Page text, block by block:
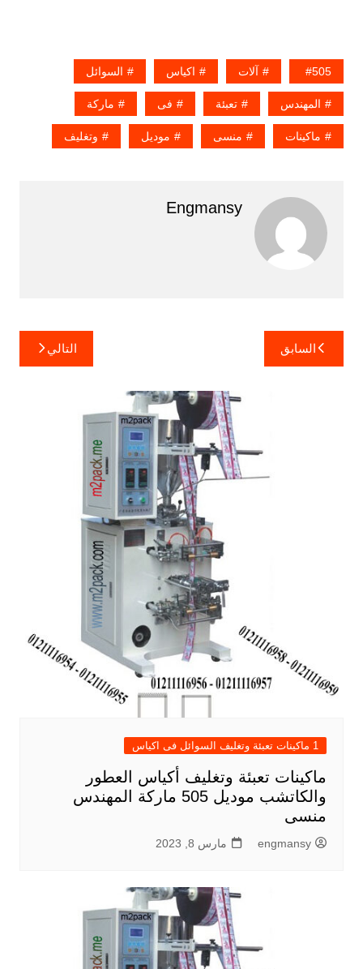
505 آلات اكياس السوائل
المهندس تعبئة فى ماركة
ماكينات منسى موديل وتغليف
Engmansy
تصفّح
المقالات
السابق التالي
1 ماكينات تعبئة وتغليف السوائل فى اكياس
ماكينات تعبئة وتغليف أكياس العطور
والكاتشب موديل 505 ماركة المهندس
منسى
engmansy مارس 8, 2023